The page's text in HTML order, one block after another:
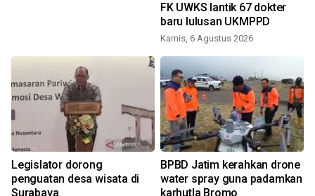
FK UWKS lantik 67 dokter
baru lulusan UKMPPD
Kamis, 6 Agustus 2026
Legislator dorong
penguatan desa wisata di
Surabaya
BPBD Jatim kerahkan drone
water spray guna padamkan
karhutla Bromo